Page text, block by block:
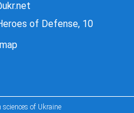
of Defense, 10
of Ukraine